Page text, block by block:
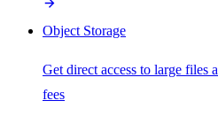
Object Storage
Get direct access to large files
fees